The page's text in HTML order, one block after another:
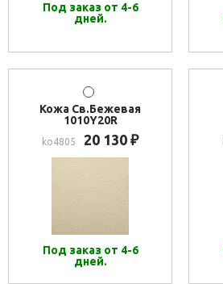
Под заказ от 4-6
дней.
Кожа Св.Бежевая
1010Y20R
ko4805 20 130 ₽
Под заказ от 4-6
дней.